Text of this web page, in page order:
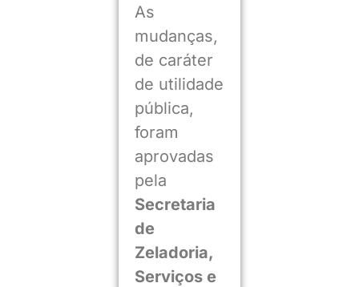
As
mudanças,
de caráter
de utilidade
pública,
foram
aprovadas
pela
Secretaria
de
Zeladoria,
Serviços e